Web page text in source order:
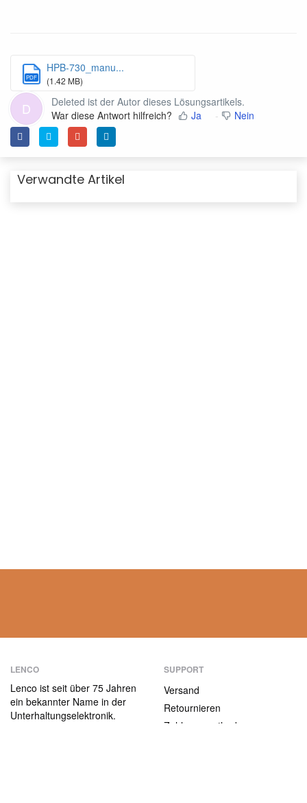
PDF
HPB-730_manu...
(1.42 MB)
D
Deleted ist der Autor dieses Lösungsartikels.
War diese Antwort hilfreich?
Ja Nein
Verwandte Artikel
LENCO
Lenco ist seit über 75 Jahren
ein bekannter Name in der
Unterhaltungselektronik.
SUPPORT
Versand
Retournieren
Zahlungsmethoden